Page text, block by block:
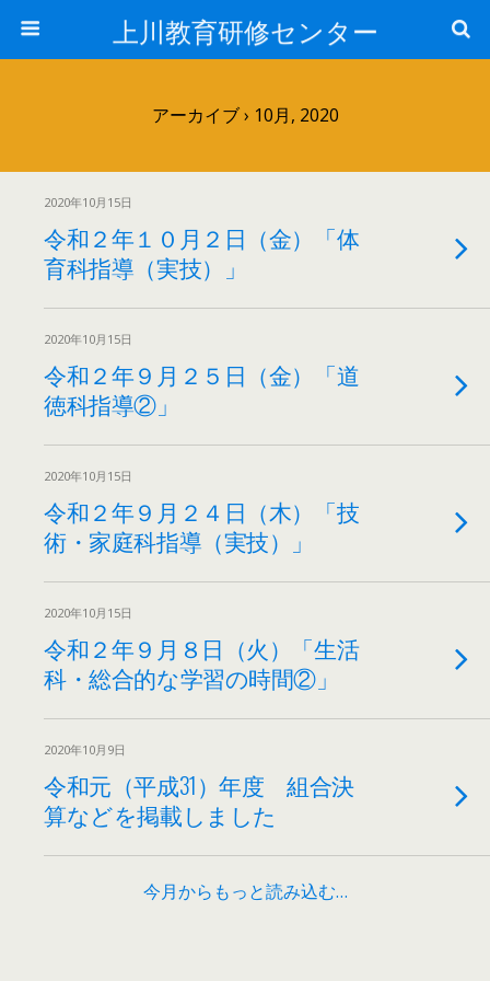
上川教育研修センター
アーカイブ › 10月, 2020
2020年10月15日
令和２年１０月２日（金）「体
育科指導（実技）」
2020年10月15日
令和２年９月２５日（金）「道
徳科指導②」
2020年10月15日
令和２年９月２４日（木）「技
術・家庭科指導（実技）」
2020年10月15日
令和２年９月８日（火）「生活
科・総合的な学習の時間②」
2020年10月9日
令和元（平成31）年度 組合決
算などを掲載しました
今月からもっと読み込む…